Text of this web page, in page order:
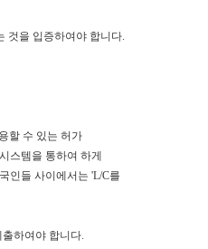
것을 입증하여야 합니다.
할 수 있는 허가
스템을 통하여 하게
인들 사이에서는 'L/C를
하여야 합니다.